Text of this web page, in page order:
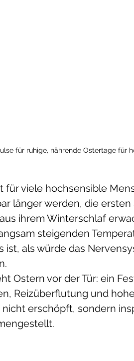
für ruhige, nährende Ostertage für
für viele hochsensible
länger werden, die
ihrem Winterschlaf
steigenden
ist, als würde das
Ostern vor der Tür: ein
Reizüberflutung und
nicht erschöpft, sondern